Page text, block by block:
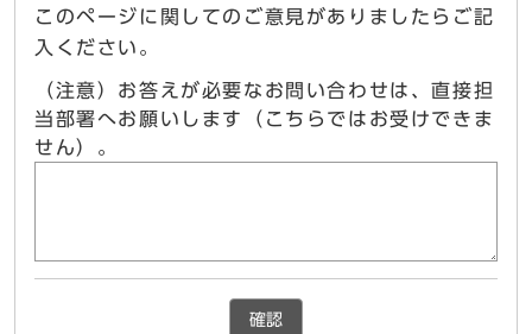
このページに関してのご意見がありましたらご記
入ください。
（注意）お答えが必要なお問い合わせは、直接担
当部署へお願いします（こちらではお受けできま
せん）。
確認